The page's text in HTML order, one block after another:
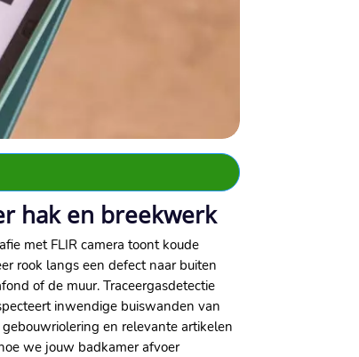
hak en breekwerk
met FLIR camera toont koude
rook langs een defect naar buiten
of de muur.​ Traceergasdetectie
inwendige buiswanden van
en relevante artikelen
we jouw badkamer afvoer